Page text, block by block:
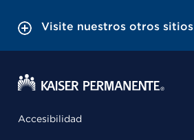
Visite nuestros otros sitios
Accesibilidad